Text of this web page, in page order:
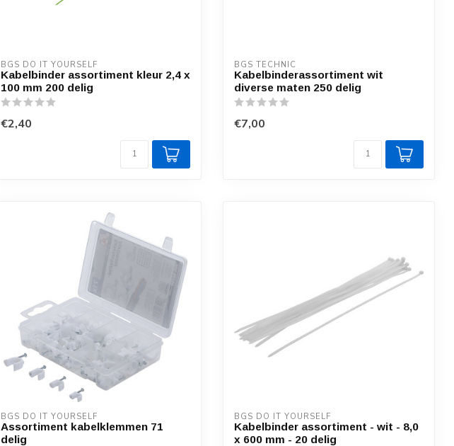
BGS DO IT YOURSELF
Kabelbinder assortiment kleur 2,4 x
100 mm 200 delig
€2,40
BGS TECHNIC
Kabelbinderassortiment wit
diverse maten 250 delig
€7,00
BGS DO IT YOURSELF
Assortiment kabelklemmen 71
delig
BGS DO IT YOURSELF
Kabelbinder assortiment - wit - 8,0
x 600 mm - 20 delig